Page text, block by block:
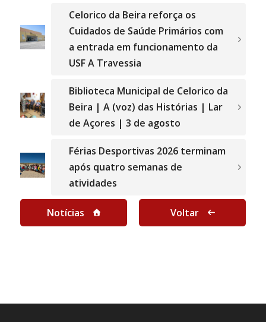
Celorico da Beira reforça os
Cuidados de Saúde Primários com
a entrada em funcionamento da
USF A Travessia
Biblioteca Municipal de Celorico da
Beira | A (voz) das Histórias | Lar
de Açores | 3 de agosto
Férias Desportivas 2026 terminam
após quatro semanas de
atividades
Notícias Voltar